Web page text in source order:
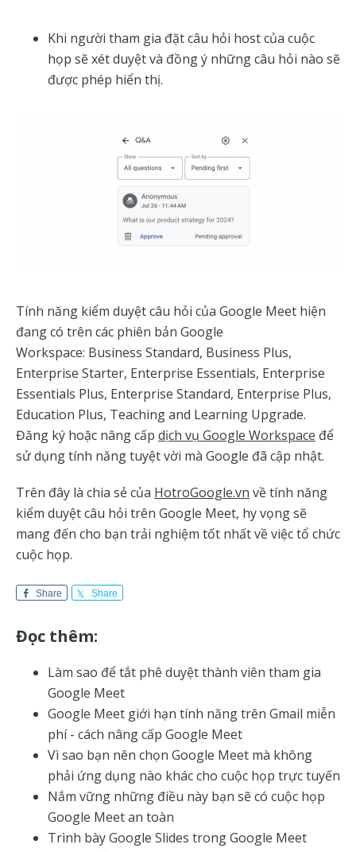
Khi người tham gia đặt câu hỏi hostcủa cuộc
họp sẽ xét duyệt và đồng ý những câu hỏi nào sẽ
được phép hiển thị.
Tính năng kiểm duyệt câu hỏi của Google Meet hiện
đang có trên các phiên bản Google
Workspace: Business Standard, Business Plus,
Enterprise Starter, Enterprise Essentials, Enterprise
Essentials Plus, Enterprise Standard, Enterprise Plus,
Education Plus, Teaching and Learning Upgrade.
Đăng ký hoặc nâng cấp dịch vụ Google Workspace để
sử dụng tính năng tuyệt vời mà Google đã cập nhật.
Trên đây là chia sẻ của HotroGoogle.vn về tính năng
kiểm duyệt câu hỏi trên Google Meet, hy vọng sẽ
mang đến cho bạn trải nghiệm tốt nhất về việc tổ chức
cuộc họp.
Share Share
Đọc thêm:
Làm sao để tắt phê duyệt thành viên tham gia
Google Meet
Google Meet giới hạn tính năng trên Gmail miễn
phí - cách nâng cấp Google Meet
Vì sao bạn nên chọn Google Meet mà không
phải ứng dụng nào khác cho cuộc họp trực tuyến
Nắm vững những điều này bạn sẽ có cuộc họp
Google Meet an toàn
Trình bày Google Slides trong Google Meet